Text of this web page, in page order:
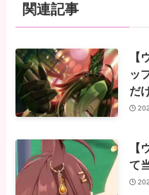
関連記事
【
ッ
だ
【
て